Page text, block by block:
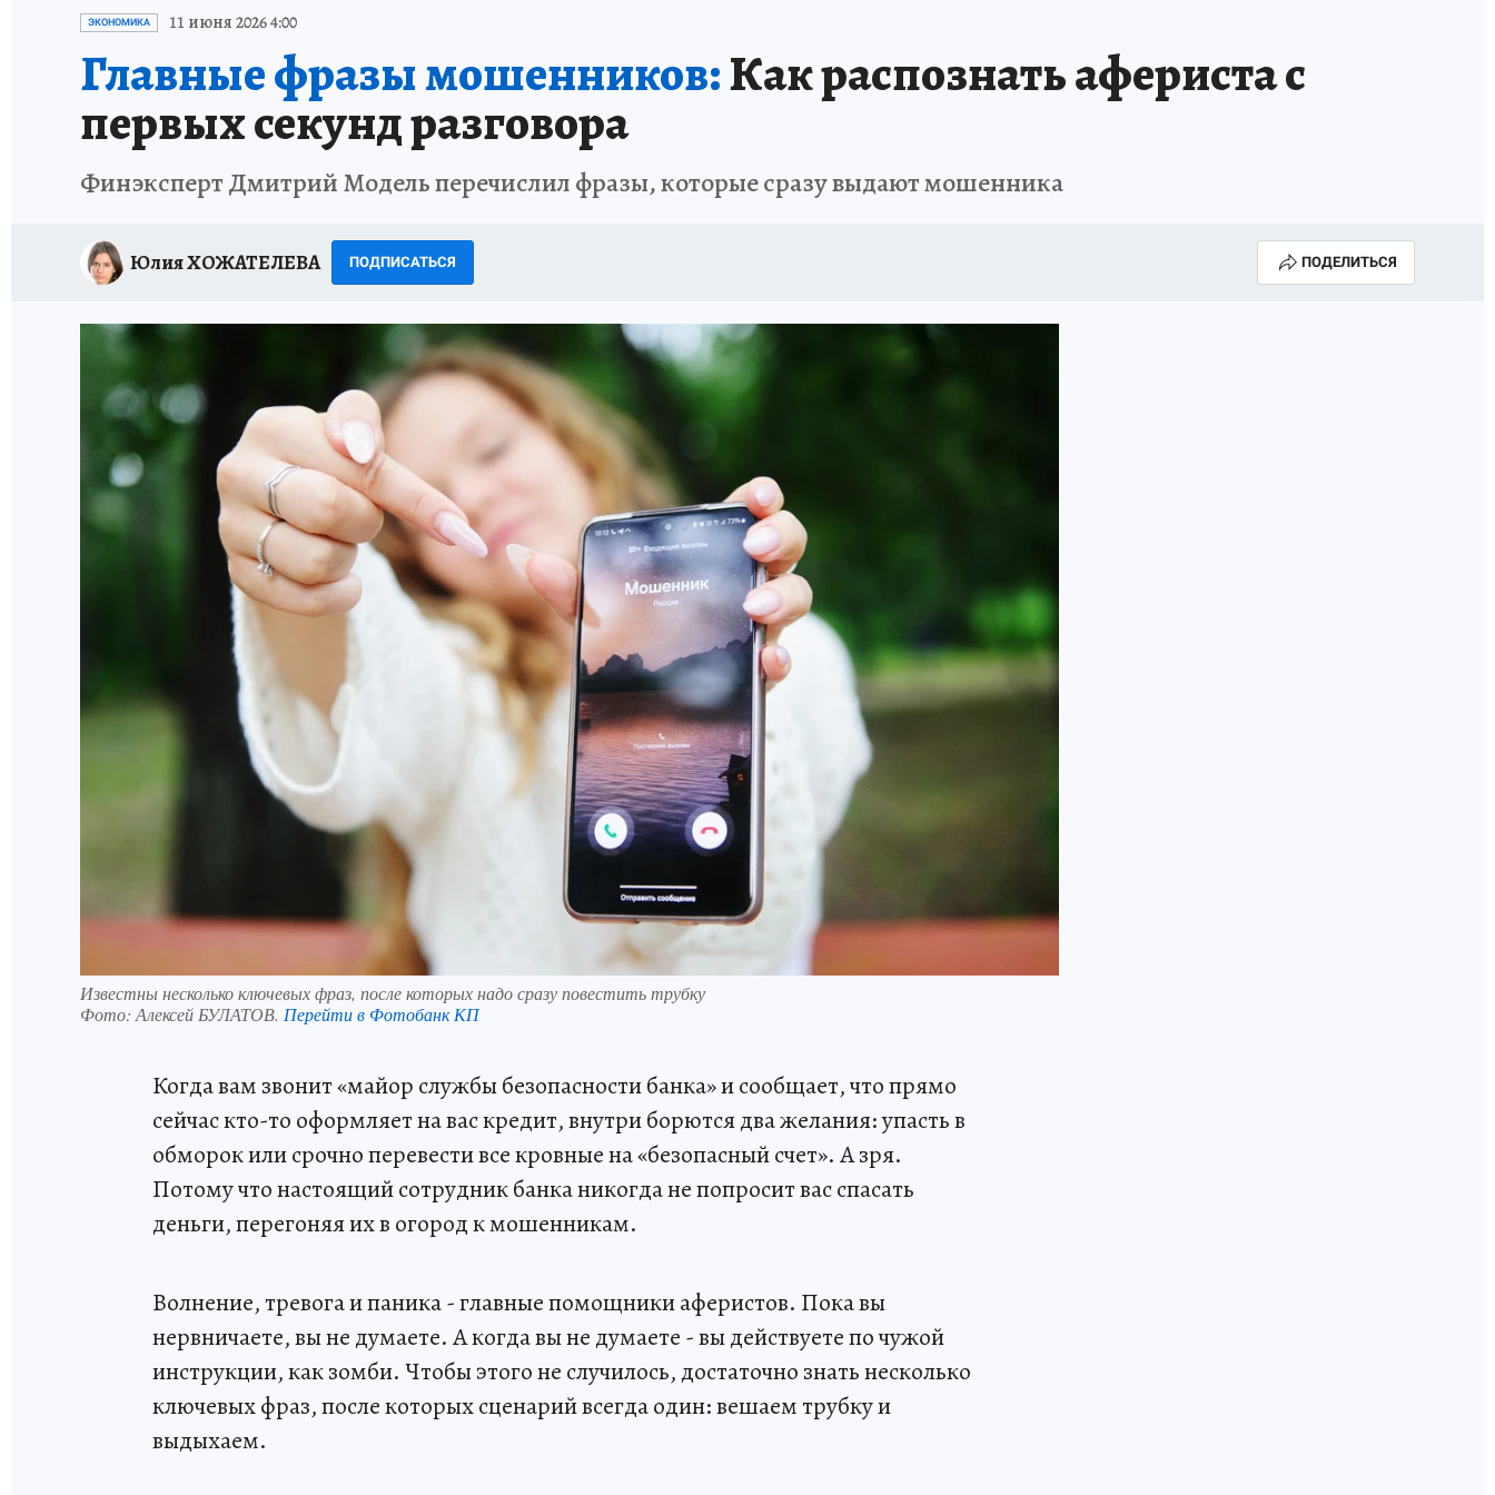
ИСПЫТАНО НА СЕБЕ
ЭКОНОМИКА 11 июня 2026 4:00
Главные фразы мошенников:Как распознать афериста с
первых секунд разговора
Финэксперт Дмитрий Модель перечислил фразы, которые сразу выдают мошенника
Юлия ХОЖАТЕЛЕВА ПОДПИСАТЬСЯ ПОДЕЛИТЬСЯ
Известны несколько ключевых фраз, после которых надо сразу повестить трубку
Фото: Алексей БУЛАТОВ. Перейти в Фотобанк КП
Когда вам звонит «майор службы безопасности банка» и сообщает, что прямо
сейчас кто-то оформляет на вас кредит, внутри борются два желания: упасть в
обморок или срочно перевести все кровные на «безопасный счет». А зря.
Потому что настоящий сотрудник банка никогда не попросит вас спасать
деньги, перегоняя их в огород к мошенникам.
Волнение, тревога и паника - главные помощники аферистов. Пока вы
нервничаете, вы не думаете. А когда вы не думаете - вы действуете по чужой
инструкции, как зомби. Чтобы этого не случилось, достаточно знать несколько
ключевых фраз, после которых сценарий всегда один: вешаем трубку и
выдыхаем.